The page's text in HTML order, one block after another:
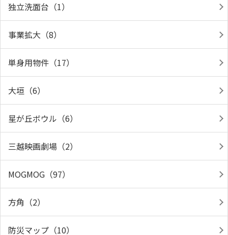
独立洗面台（1）
事業拡大（8）
単身用物件（17）
大垣（6）
星が丘ボウル（6）
三越映画劇場（2）
MOGMOG（97）
方角（2）
防災マップ（10）